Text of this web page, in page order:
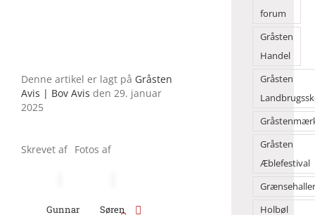
Denne artikel er lagt på Gråsten
Avis | Bov Avis den 29. januar
2025
Skrevet af
Gunnar
Fotos af
Søren
forum
Gråsten
Handel
Gråsten
Gråsten
Æblefestival
Holbøl